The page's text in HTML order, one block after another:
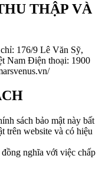
THẬP VÀ
176/9 Lê Văn Sỹ,
Nam Điện thoại: 1900
sách bảo mật này bất
trên website và có hiệu
nghĩa với việc chấp